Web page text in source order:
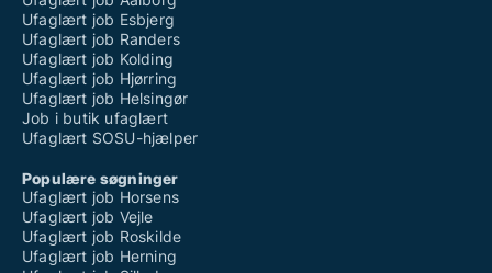
Ufaglært job Esbjerg
Ufaglært job Randers
Ufaglært job Kolding
Ufaglært job Hjørring
Ufaglært job Helsingør
Job i butik ufaglært
Ufaglært SOSU-hjælper
Populære søgninger
Ufaglært job Horsens
Ufaglært job Vejle
Ufaglært job Roskilde
Ufaglært job Herning